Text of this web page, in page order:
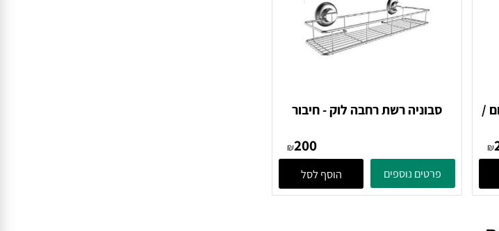
סבוניה רשת רחבה לוק - חיבור
וואקום / הדבקה Tirador